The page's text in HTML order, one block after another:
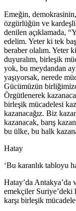
Emeğin,
özgürlüğün ve
denilen açıklamada,
edelim. Yeter ki tek
beraber olalım. Yeter
duyuralım, birleşik
yok, bu meydandan
yaşıyorsak, nerede
Gücümüzün
Örgütlenerek
birleşik mücadelesi
kazanacağız. Biz
kazanacak, barış
bu ülke, bu halk
Hatay
‘Bu karanlık tabloyu
Hatay’da Antakya’da
emekçiler Suriye’deki
karşı birleşik